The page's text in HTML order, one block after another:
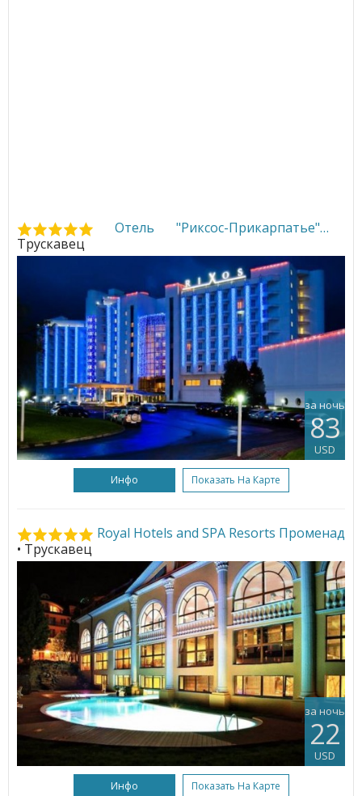
Отель "Риксос-Прикарпатье"
Трускавец
за ночь
83
USD
Инфо Показать На Карте
Royal Hotels and SPA Resorts Променад
• Трускавец
за ночь
22
USD
Инфо Показать На Карте